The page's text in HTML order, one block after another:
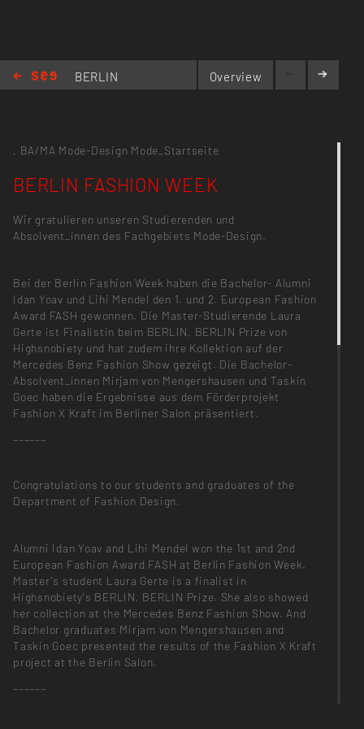
BERLIN
Overview
, BA/MA Mode-Design Mode_Startseite
BERLIN FASHION WEEK
Wir gratulieren unseren Studierenden und
Absolvent_innen des Fachgebiets Mode-Design.
Bei der Berlin Fashion Week haben die Bachelor- Alumni
Idan Yoav und Lihi Mendel den 1. und 2. European Fashion
Award FASH gewonnen. Die Master-Studierende Laura
Gerte ist Finalistin beim BERLIN, BERLIN Prize von
Highsnobiety und hat zudem ihre Kollektion auf der
Mercedes Benz Fashion Show gezeigt. Die Bachelor-
Absolvent_innen Mirjam von Mengershausen und Taskin
Goec haben die Ergebnisse aus dem Förderprojekt
Fashion X Kraft im Berliner Salon präsentiert.
Congratulations to our students and graduates of the
Department of Fashion Design.
Alumni Idan Yoav and Lihi Mendel won the 1st and 2nd
European Fashion Award FASH at Berlin Fashion Week.
Master's student Laura Gerte is a finalist in
Highsnobiety's BERLIN, BERLIN Prize. She also showed
her collection at the Mercedes Benz Fashion Show. And
Bachelor graduates Mirjam von Mengershausen and
Taskin Goec presented the results of the Fashion X Kraft
project at the Berlin Salon.